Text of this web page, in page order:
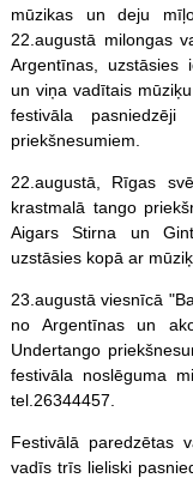
mūzikas un deju
22.augustā milongas
Argentīnas, uzstāsies
un viņa vadītais
festivāla
priekšnesumiem.
22.augustā, Rīgas
krastmalā tango
Aigars Stirna un
uzstāsies kopā ar
23.augustā viesnīcā
no Argentīnas un
Undertango
festivāla noslēguma
tel.26344457.
Festivālā paredzētas
vadīs trīs lieliski